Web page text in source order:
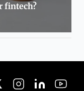
fintech?